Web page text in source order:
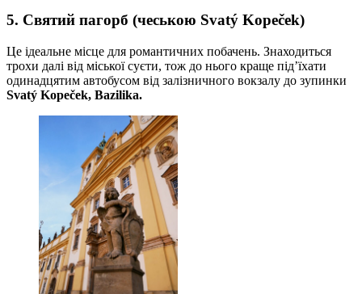
5. Святий пагорб (чеською Svatý Kopeček)
Це ідеальне місце для романтичних побачень. Знаходиться
трохи далі від міської суєти, тож до нього краще під’їхати
одинадцятим автобусом від залізничного вокзалу до зупинки
Svatý Kopeček, Bazilika.